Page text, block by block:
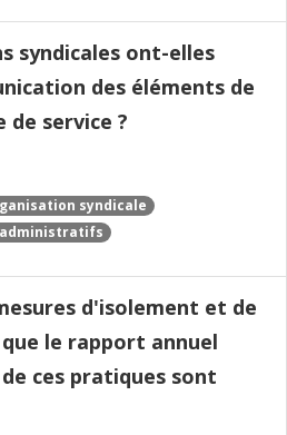
syndicales ont-elles
des éléments de
de service ?
syndicale
administratifs
d'isolement et de
le rapport annuel
ces pratiques sont